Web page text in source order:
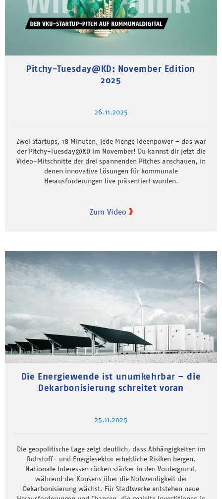
Pitchy-Tuesday@KD: November Edition
2025
26.11.2025
Zwei Startups, 18 Minuten, jede Menge Ideenpower – das war
der Pitchy-Tuesday@KD im November! Du kannst dir jetzt die
Video-Mitschnitte der drei spannenden Pitches anschauen, in
denen innovative Lösungen für kommunale
Herausforderungen live präsentiert wurden.
Zum Video
Die Energiewende ist unumkehrbar – die
Dekarbonisierung schreitet voran
25.11.2025
Die geopolitische Lage zeigt deutlich, dass Abhängigkeiten im
Rohstoff- und Energiesektor erhebliche Risiken bergen.
Nationale Interessen rücken stärker in den Vordergrund,
während der Konsens über die Notwendigkeit der
Dekarbonisierung wächst. Für Stadtwerke entstehen neue